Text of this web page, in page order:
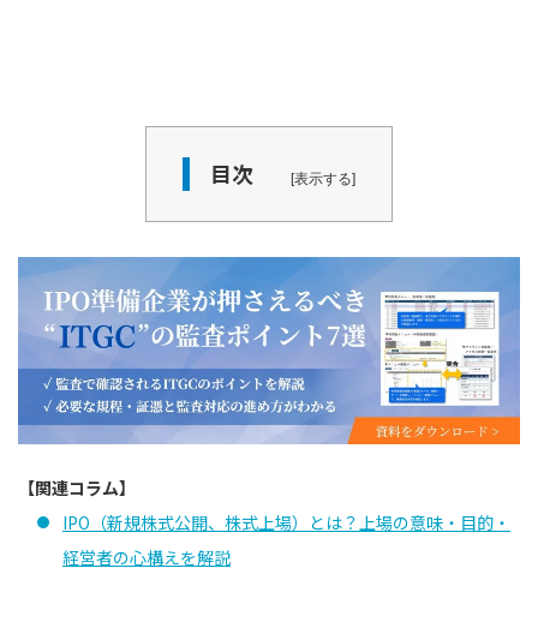
目次 表示する
【関連コラム】
IPO（新規株式公開、株式上場）とは？上場の意味・目的・
経営者の心構えを解説